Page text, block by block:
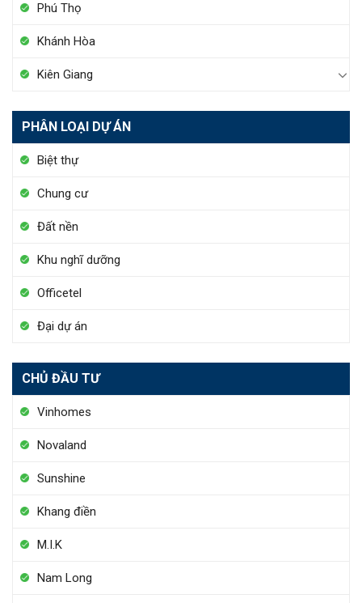
Phú Thọ
Khánh Hòa
Kiên Giang
PHÂN LOẠI DỰ ÁN
Biệt thự
Chung cư
Đất nền
Khu nghĩ dưỡng
Officetel
Đại dự án
CHỦ ĐẦU TƯ
Vinhomes
Novaland
Sunshine
Khang điền
M.I.K
Nam Long